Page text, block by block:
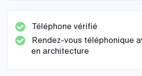
Téléphone vérifié
Rendez-vous téléphonique
en architecture